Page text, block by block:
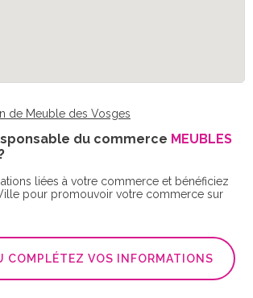
de Meuble des Vosges
du commerce MEUBLES
liées à votre commerce et bénéficiez
pour promouvoir votre commerce sur
COMPLÉTEZ VOS INFORMATIONS